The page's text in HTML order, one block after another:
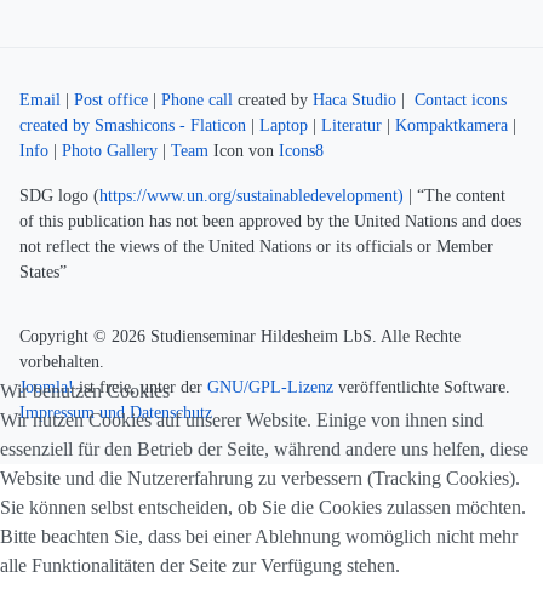
Email Post office Phone call created by Haca Studio
Contact icons
created by Smashicons - Flaticon
Laptop Literatur Kompaktkamera
Info
Photo Gallery Team Icon von Icons8
SDG logo (https://www.un.org/sustainabledevelopment) | “The content
of this publication has not been approved by the United Nations and does
not reflect the views of the United Nations or its officials or Member
States”
Copyright © 2026 Studienseminar Hildesheim LbS. Alle Rechte
vorbehalten.
Joomla!ist freie, unter der GNU/GPL-Lizenz veröffentlichte Software.
Impressum und Datenschutz
Wir benutzen Cookies
Wir nutzen Cookies auf unserer Website. Einige von ihnen sind
essenziell für den Betrieb der Seite, während andere uns helfen, diese
Website und die Nutzererfahrung zu verbessern (Tracking Cookies).
Sie können selbst entscheiden, ob Sie die Cookies zulassen möchten.
Bitte beachten Sie, dass bei einer Ablehnung womöglich nicht mehr
alle Funktionalitäten der Seite zur Verfügung stehen.